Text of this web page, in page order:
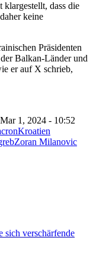
dass die
keine
Präsidenten
Balkan-Länder und
er auf X schrieb,
1, 2024 - 10:52
Kroatien
Zoran Milanovic
sich verschärfende